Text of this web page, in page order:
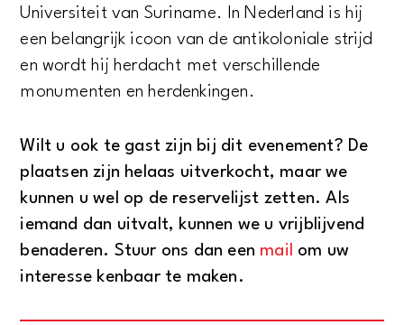
Universiteit van Suriname. In Nederland is hij
een belangrijk icoon van de antikoloniale strijd
en wordt hij herdacht met verschillende
monumenten en herdenkingen.
Wilt u ook te gast zijn bij dit evenement? De
plaatsen zijn helaas uitverkocht, maar we
kunnen u wel op de reservelijst zetten. Als
iemand dan uitvalt, kunnen we u vrijblijvend
benaderen. Stuur ons dan een mail om uw
interesse kenbaar te maken.